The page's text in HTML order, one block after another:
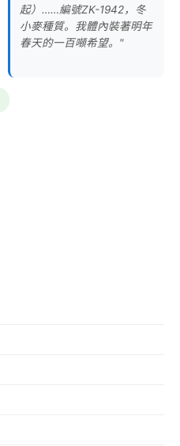
起）……編號ZK-1942，冬
小麥種質。我體內裝著明年
春天的一百噸希望。"